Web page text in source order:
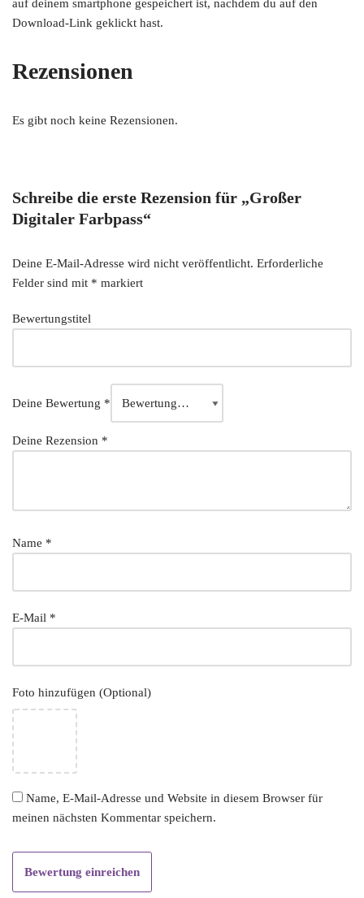
auf deinem smartphone gespeichert ist, nachdem du auf den
Download-Link geklickt hast.
Rezensionen
Es gibt noch keine Rezensionen.
Schreibe die erste Rezension für „Großer
Digitaler Farbpass“
Deine E-Mail-Adresse wird nicht veröffentlicht. Erforderliche
Felder sind mit * markiert
Bewertungstitel
Deine Bewertung *
Deine Rezension *
Name *
E-Mail *
Foto hinzufügen (Optional)
Name, E-Mail-Adresse und Website in diesem Browser für
meinen nächsten Kommentar speichern.